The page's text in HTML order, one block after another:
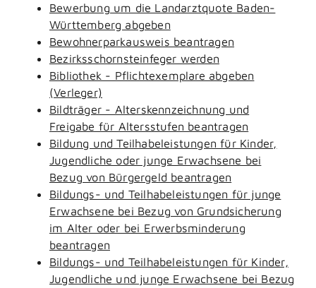
Bewerbung um die Landarztquote Baden-
Württemberg abgeben
Bewohnerparkausweis beantragen
Bezirksschornsteinfeger werden
Bibliothek - Pflichtexemplare abgeben
(Verleger)
Bildträger - Alterskennzeichnung und
Freigabe für Altersstufen beantragen
Bildung und Teilhabeleistungen für Kinder,
Jugendliche oder junge Erwachsene bei
Bezug von Bürgergeld beantragen
Bildungs- und Teilhabeleistungen für junge
Erwachsene bei Bezug von Grundsicherung
im Alter oder bei Erwerbsminderung
beantragen
Bildungs- und Teilhabeleistungen für Kinder,
Jugendliche und junge Erwachsene bei Bezug